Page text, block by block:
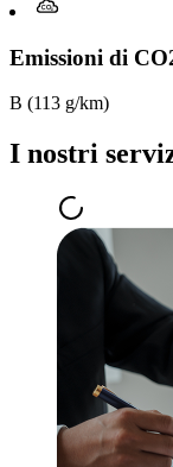
Emissioni di
B (113 g/km)
I nostri